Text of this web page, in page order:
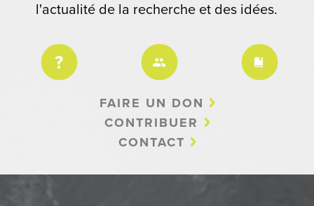
l'actualité de la recherche et des idées.
FAIRE UN DON
CONTRIBUER
CONTACT